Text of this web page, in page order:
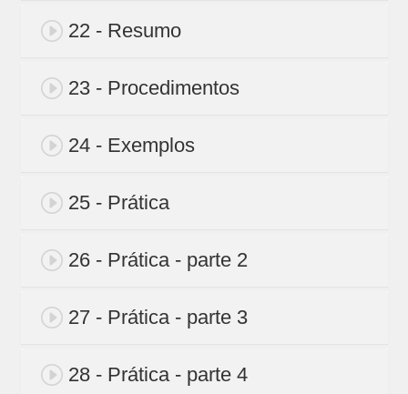
22 - Resumo
23 - Procedimentos
24 - Exemplos
25 - Prática
26 - Prática - parte 2
27 - Prática - parte 3
28 - Prática - parte 4